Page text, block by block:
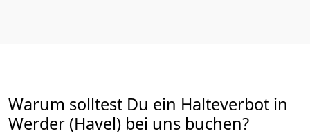
Warum solltest Du ein Halteverbot in
Werder (Havel) bei uns buchen?